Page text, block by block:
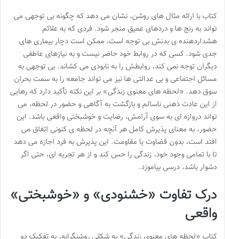
کتاب با ارائه مثال های روشن، نشان می دهد که چگونه بی توجهی می
تواند به رنج ها و دردهای عمیق منجر شود. فردی که به علائم
هشداردهنده ی بدنش بی توجه است، ممکن است دچار بیماری های
جدی شود. کسی که در روابط خود حاضر نیست و به نیازهای عاطفی
دیگران توجه نمی کند، روابطش را به نابودی می کشاند. بی توجهی به
مسائل اجتماعی و بی عدالتی ها نیز می تواند جامعه را به سمت بحران
سوق دهد. «لحظه های معنوی زندگی» بر این نکته تأکید دارد که رهایی
از این عادت ذهنی ناسالم و بازگشت به آگاهی و حضور در لحظه، می
تواند دروازه ای به سوی آرامش، رضایت و خوشبختی واقعی باشد. این
حضور، به معنای پذیرش کامل هر آنچه در لحظه ی کنونی اتفاق می
افتد است، بدون قضاوت یا مقاومت. این پذیرش به فرد اجازه می دهد
تا با تمامی وجود خود، زندگی را حس کند و از هر تجربه ای، حتی اگر
دشوار باشد، درسی بیاموزد.
درک تفاوت «خشنودی» و «خوشبختی»
واقعی
کتاب «لحظه های معنوی زندگی» به شکلی روشنگرانه، به تفکیک دو